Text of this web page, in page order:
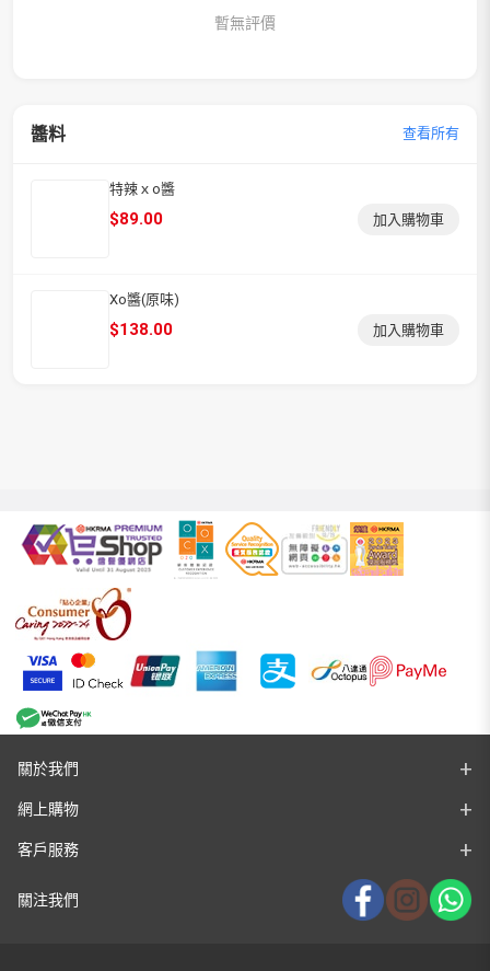
暫無評價
醬料 查看所有
特辣ｘo醬
$89.00 加入購物車
Xo醬(原味)
$138.00 加入購物車
關於我們
網上購物
客戶服務
關注我們